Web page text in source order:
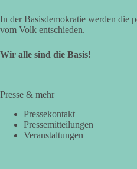
In der Basisdemokratie werden die
vom Volk entschieden.
Wir alle sind die Basis!
Presse & mehr
Pressekontakt
Pressemitteilungen
Veranstaltungen